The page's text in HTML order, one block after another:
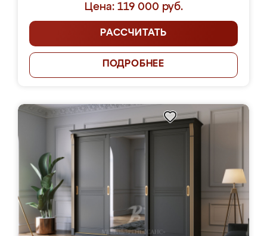
Цена: 119 000 руб.
РАССЧИТАТЬ
ПОДРОБНЕЕ